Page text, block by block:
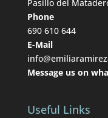
Pasillo del
Phone
690 610 644
E-Mail
Message us on
Useful Links